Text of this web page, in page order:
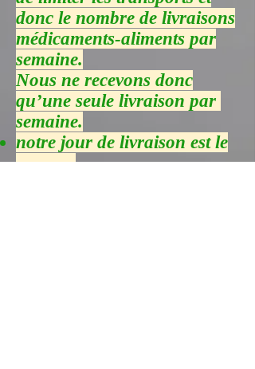
donc le nombre de livraisons
médicaments-aliments par
semaine.
Nous ne recevons donc
qu’une seule livraison par
semaine.
notre jour de livraison est le
……….